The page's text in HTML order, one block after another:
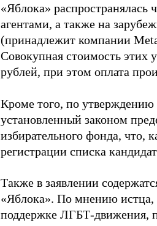
«Яблока»
агентами, а также на
(принадлежит компании
Совокупная стоимость этих
рублей, при этом оплата
Кроме того, по
установленный законом
избирательного фонда, что,
регистрации списка
Также в заявлении
«Яблока». По мнению истца,
поддержке ЛГБТ-движения,